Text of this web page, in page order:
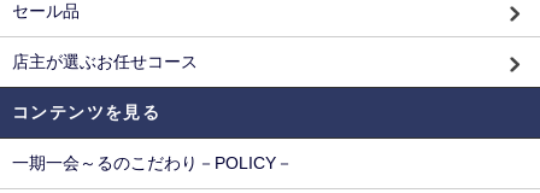
セール品
店主が選ぶお任せコース
コンテンツを見る
一期一会～るのこだわり－POLICY－